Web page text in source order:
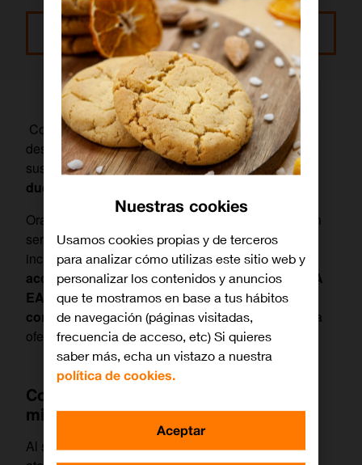
Leer más
Con el inicio de la temporada, las operadoras
despliegan sus mejores tarifas para captar
suscriptores, y en ese panoramaOrange es, sin
duda, la mejor elección para ver TODO el fútbol.
Orange ofrece soluciones combinadas que integran
servicios de internet, móvil y televisión con fútbol
incluido. Estas tarifas permiten a los usuarios
acceder a grandes competiciones como LALIGA
EA SPORTS y la UEFA Champions League sin
contratar servicios por separado, simplificando la
oferta y facilitando la gestión.
Con Orange, todo el fútbol en una
misma tarifa
Al seleccionar una suscripción, conviene prestar
Nuestras cookies
Usamos cookies propias y de terceros
para analizar cómo utilizas este sitio web y
personalizar los contenidos y anuncios
que te mostramos en base a tus hábitos
de navegación (páginas visitadas,
frecuencia de acceso, etc) Si quieres
saber más, echa un vistazo a nuestra
política de cookies.
Aceptar